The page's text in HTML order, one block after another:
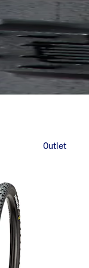
Outlet